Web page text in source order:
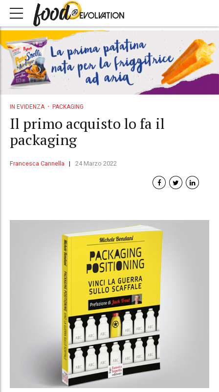
IN EVIDENZA PACKAGING
Il primo acquisto lo fa il
packaging
Francesca Cannella 24 Marzo 2022